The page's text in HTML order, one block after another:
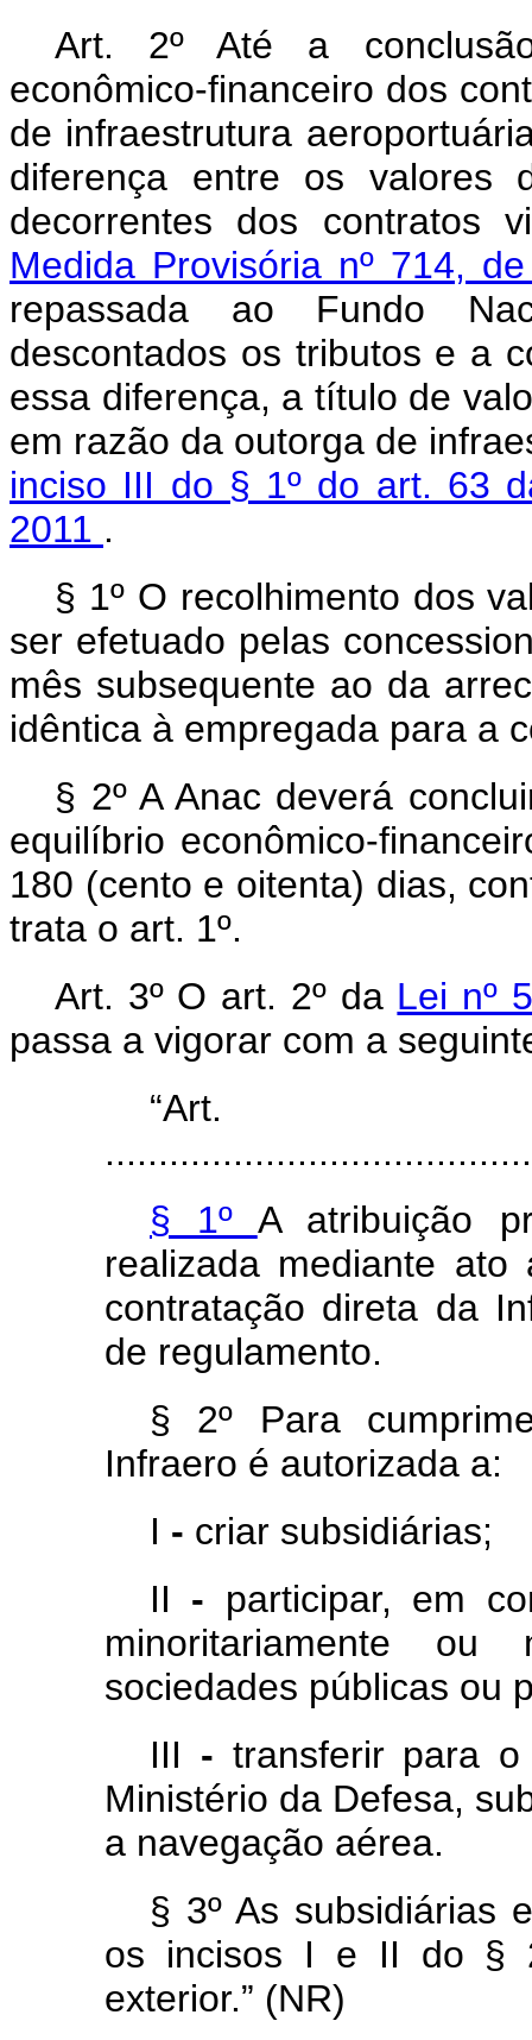
Art. 2º Até a
econômico-financeiro dos
de infraestrutura
diferença entre os valores
decorrentes dos contratos
Medida Provisória nº 714,
repassada ao Fundo
descontados os tributos e a
essa diferença, a título de
em razão da outorga de
inciso III do § 1º do art. 63
2011 .
§ 1º O recolhimento dos
ser efetuado pelas
mês subsequente ao da
idêntica à empregada para a
§ 2º A Anac deverá
equilíbrio econômico-
180 (cento e oitenta) dias,
trata o art. 1º.
Art. 3º O art. 2º da Lei nº
passa a vigorar com a
§ 1º A atribuição
realizada mediante
contratação direta da
de regulamento.
§ 2º Para
Infraero é autorizada a:
I - criar subsidiárias;
II - participar, em
minoritariamente ou
sociedades públicas ou
III - transferir para
Ministério da Defesa,
a navegação aérea.
§ 3º As subsidiárias
os incisos I e II do §
exterior.” (NR)